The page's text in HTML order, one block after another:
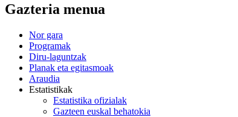
Gazteria menua
Nor gara
Programak
Diru-laguntzak
Planak eta egitasmoak
Araudia
Estatistikak
Estatistika ofizialak
Gazteen euskal behatokia